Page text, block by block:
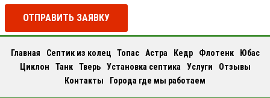
ОТПРАВИТЬ ЗАЯВКУ
Главная Септик из колец Топас Астра Кедр Флотенк
Юбас
Циклон
Танк Тверь Установка септика Услуги
Отзывы
Контакты
Города где мы работаем